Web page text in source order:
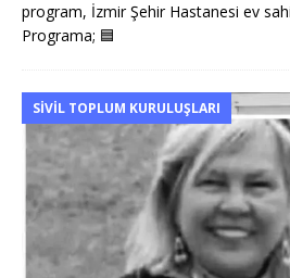
program, İzmir Şehir Hastanesi ev
Programa; 🟦
SIVIL TOPLUM KURULUŞLARI